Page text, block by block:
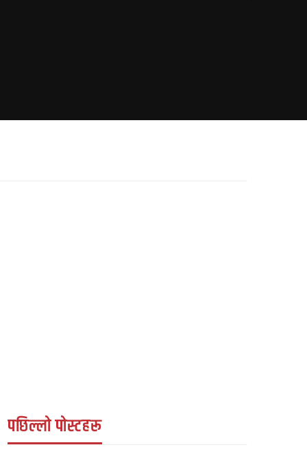
पछिल्लो पोस्टहरू